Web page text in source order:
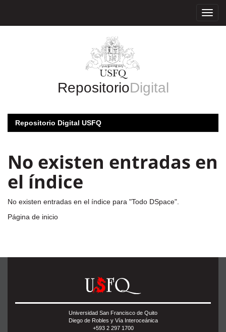
RepositorioDigital
Repositorio Digital USFQ
No existen entradas en
el índice
No existen entradas en el índice para "Todo DSpace".
Página de inicio
Universidad San Francisco de Quito
Diego de Robles y Vía Interoceánica
+593 2 297 1700